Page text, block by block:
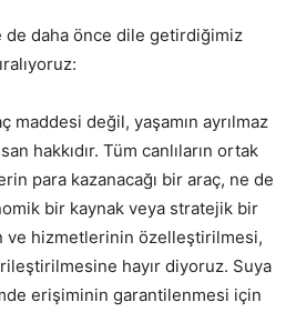
de daha önce dile getirdiğimiz
maddesi değil, yaşamın ayrılmaz
hakkıdır. Tüm canlıların ortak
para kazanacağı bir araç, ne de
bir kaynak veya stratejik bir
ve hizmetlerinin özelleştirilmesi,
hayır diyoruz. Suya
erişiminin garantilenmesi için